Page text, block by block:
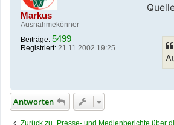
Markus
Ausnahmekönner
Beiträge: 5499
Registriert: 21.11.2002 19:25
i
Antworten
Zurück zu „Presse- und Medienberichte über